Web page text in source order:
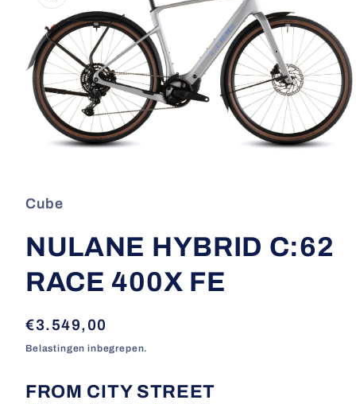
modaal
Cube
NULANE HYBRID C:62
RACE 400X FE
Normale
prijs
€3.549,00
Belastingen inbegrepen.
FROM CITY STREET